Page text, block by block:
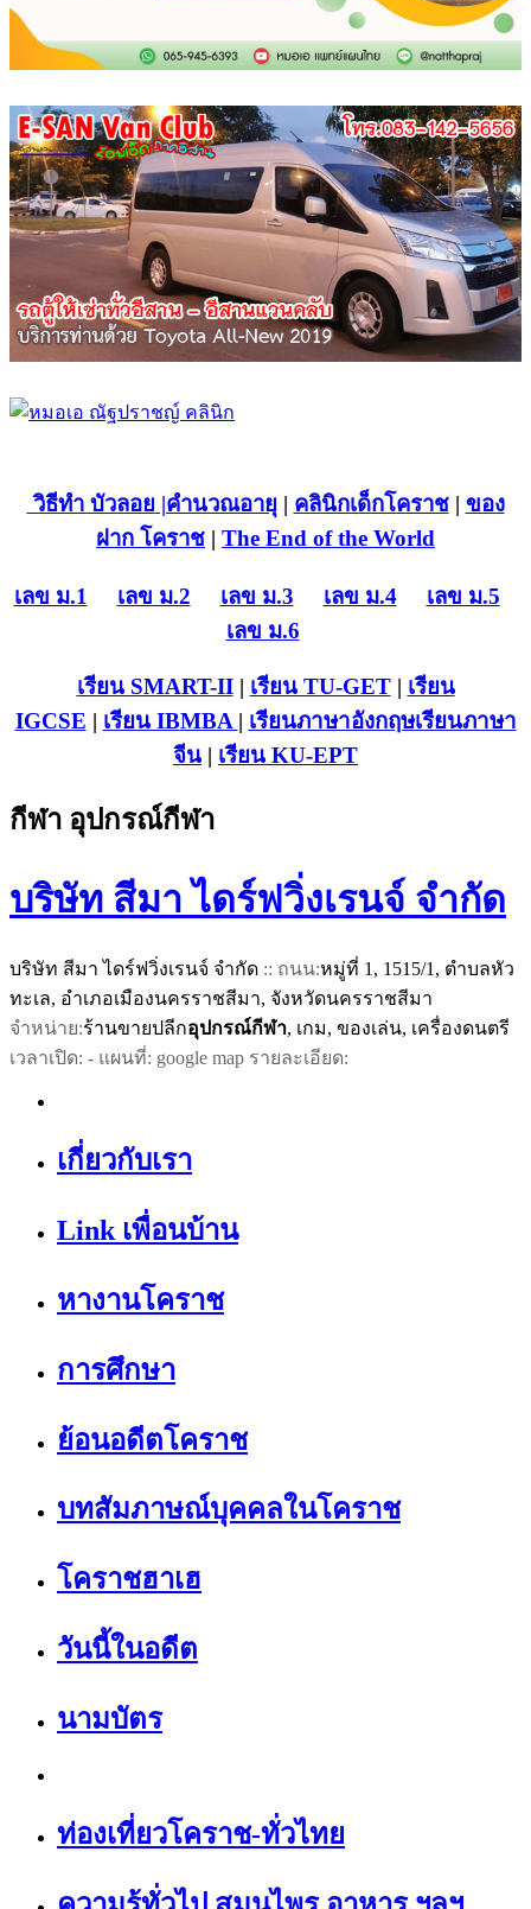
วิธีทำ บัวลอย |คำนวณอายุ | คลินิกเด็กโคราช| ของ
ฝาก โคราช | The End of the World
เลข ม.1 เลข ม.2 เลข ม.3 เลข ม.4
เลข ม.5
เลข ม.6
เรียน SMART-II| เรียน TU-GET| เรียน
IGCSE | เรียน IBMBA | เรียนภาษาอังกฤษเรียนภาษา
จีน | เรียน KU-EPT
กีฬา อุปกรณ์กีฬา
บริษัท สีมา ไดร์ฟวิ่งเรนจ์ จำกัด
บริษัท สีมา ไดร์ฟวิ่งเรนจ์ จำกัด :: ถนน:หมู่ที่ 1, 1515/1, ตำบลหัว
ทะเล, อำเภอเมืองนครราชสีมา, จังหวัดนครราชสีมา
จำหน่าย:ร้านขายปลีกอุปกรณ์กีฬา, เกม, ของเล่น, เครื่องดนตรี
เวลาเปิด: - แผนที่: google map รายละเอียด:
เกี่ยวกับเรา
Link เพื่อนบ้าน
หางานโคราช
การศึกษา
ย้อนอดีตโคราช
บทสัมภาษณ์บุคคลในโคราช
โคราชฮาเฮ
วันนี้ในอดีต
นามบัตร
ท่องเที่ยวโคราช-ทั่วไทย